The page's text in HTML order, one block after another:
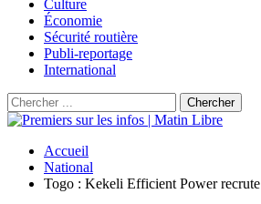
Culture
Économie
Sécurité routière
Publi-reportage
International
Accueil
National
Togo : Kekeli Efficient Power recrute